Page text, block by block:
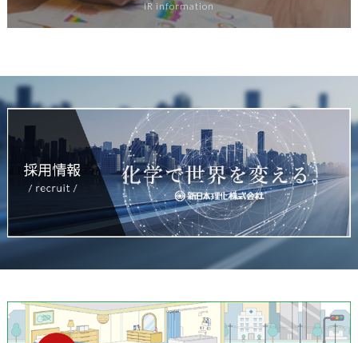
IR information